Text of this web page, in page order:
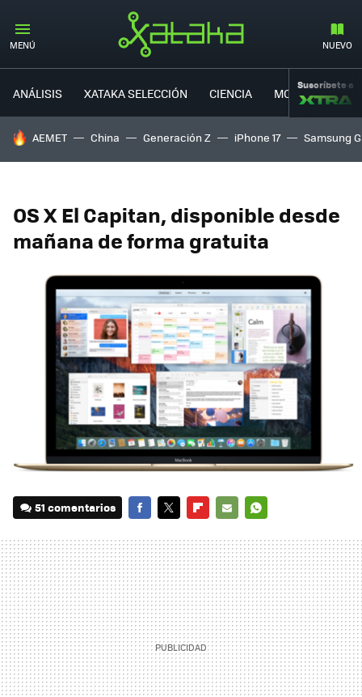
MENÚ NUEVO
ANÁLISIS XATAKA SELECCIÓN CIENCIA MOVILIDAD
Suscríbete a
HOY SE HABLA DE
AEMET China Generación Z iPhone 17 Samsung
OS X El Capitan, disponible desde
mañana de forma gratuita
51 comentarios
MAIL